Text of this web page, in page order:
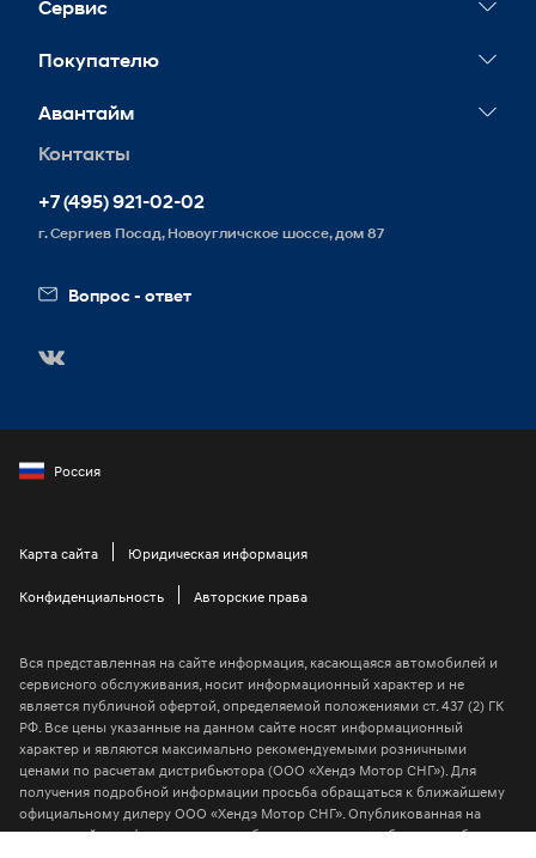
Сервис
Сервисные акции
Покупателю
Конфигуратор
Авантайм
Контакты
Реквизиты
Схема проезда
Контакты
+7 (495) 921-02-02
г. Сергиев Посад, Новоугличское шоссе, дом 87
Вопрос - ответ
Россия
Карта сайта Юридическая информация
Конфиденциальность Авторские права
Вся представленная на сайте информация, касающаяся автомобилей и
сервисного обслуживания, носит информационный характер и не
является публичной офертой, определяемой положениями ст. 437 (2) ГК
РФ. Все цены указанные на данном сайте носят информационный
характер и являются максимально рекомендуемыми розничными
ценами по расчетам дистрибьютора (ООО «Хендэ Мотор СНГ»). Для
получения подробной информации просьба обращаться к ближайшему
официальному дилеру ООО «Хендэ Мотор СНГ». Опубликованная на
данном сайте информация может быть изменена в любое время без